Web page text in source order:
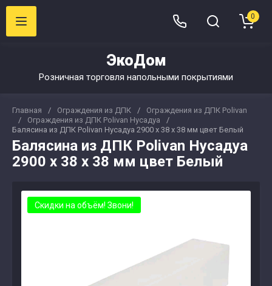
ЭкоДом
Розничная торговля напольными покрытиями
0
Главная / Ограждения из ДПК /
Ограждения из ДПК Polivan
/
Ограждения из ДПК Polivan Нусадуа
/
Балясина из ДПК Polivan Нусадуа 2900 х 38 х 38 мм цвет Белый
Балясина из ДПК Polivan Нусадуа
2900 х 38 х 38 мм цвет Белый
Скидки на объём! Звони!